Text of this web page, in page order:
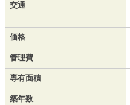
交通
価格
管理費
専有面積
築年数